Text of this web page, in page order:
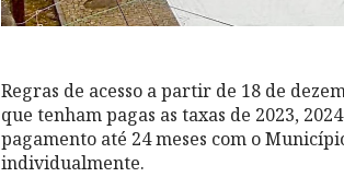
Regras de acesso a partir de 18 de
que tenham pagas as taxas de 2023,
pagamento até 24 meses com o
individualmente.